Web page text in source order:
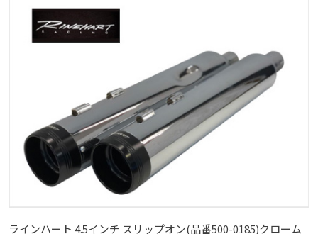
ラインハート 4.5インチ スリップオン(品番500-0185)クローム